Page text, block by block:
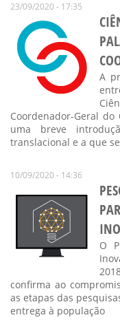
23/09/2020 - 17:35
A
Coordenador-Geral
uma breve
translacional e a que
10/09/2020 - 14:36
O
confirma ao
as etapas das
entrega à população